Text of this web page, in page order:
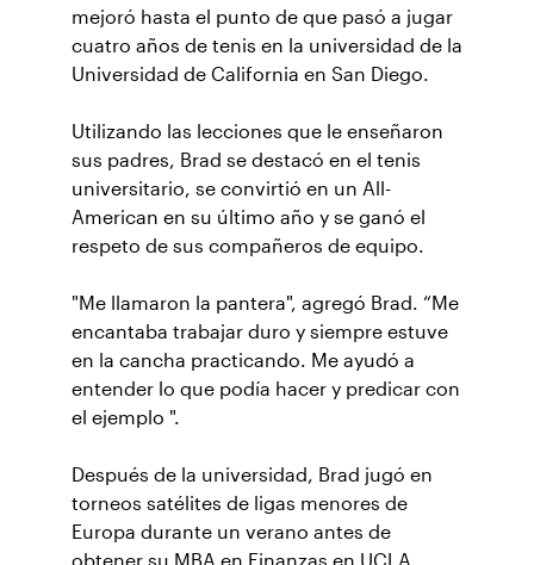
mejoró hasta el punto de que pasó a jugar
cuatro años de tenis en la universidad de la
Universidad de California en San Diego.
Utilizando las lecciones que le enseñaron
sus padres, Brad se destacó en el tenis
universitario, se convirtió en un All-
American en su último año y se ganó el
respeto de sus compañeros de equipo.
"Me llamaron la pantera", agregó Brad. “Me
encantaba trabajar duro y siempre estuve
en la cancha practicando. Me ayudó a
entender lo que podía hacer y predicar con
el ejemplo ".
Después de la universidad, Brad jugó en
torneos satélites de ligas menores de
Europa durante un verano antes de
obtener su MBA en Finanzas en UCLA.